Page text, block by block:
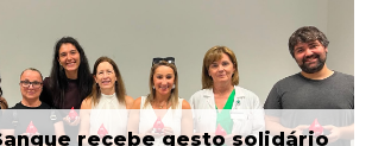
recebe gesto solidário